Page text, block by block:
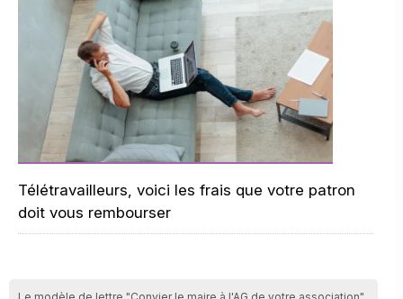
Télétravailleurs, voici les frais que votre patron
doit vous rembourser